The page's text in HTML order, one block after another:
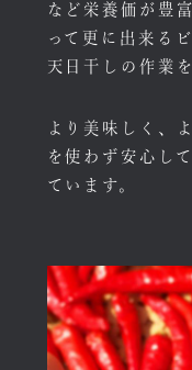
など栄養価が豊
って更に出来る
天日干しの作業
より美味しく、
を使わず安心し
ています。